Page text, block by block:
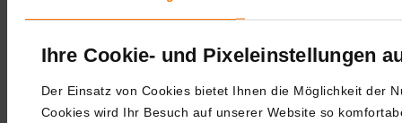
Ihre Cookie- und Pixeleinstellungen
Der Einsatz von Cookies bietet Ihnen die Möglichkeit der
Cookies wird Ihr Besuch auf unserer Website so
Smart-Meter – all diese Begriffe begegnen
uns jeden Tag. Aber was genau bedeuten sie